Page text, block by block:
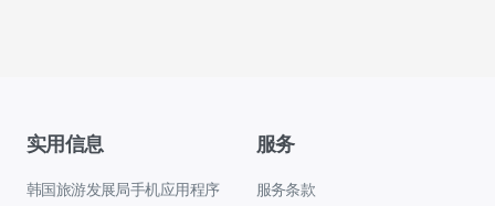
实用信息
韩国旅游发展局手机应用程序
服务
服务条款